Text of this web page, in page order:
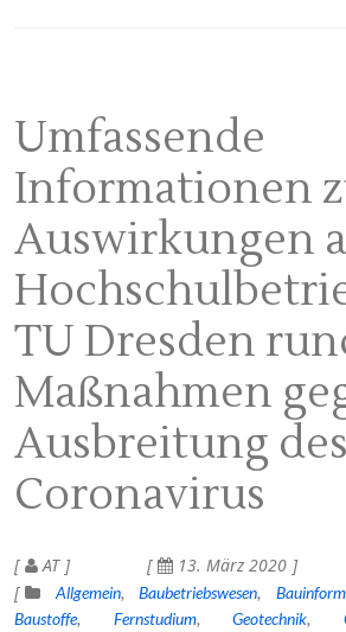
Umfassende
Informationen
Auswirkungen
TU Dresden
Maßnahmen
Ausbreitung des
Coronavirus
AT 13. März 2020
Allgemein
Baubetriebswesen
Baustoffe
Fernstudium Geotechnik